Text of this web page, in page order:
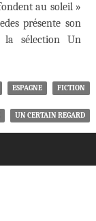
au soleil »
présente son
la sélection Un
ESPAGNE FICTION
UN CERTAIN REGARD